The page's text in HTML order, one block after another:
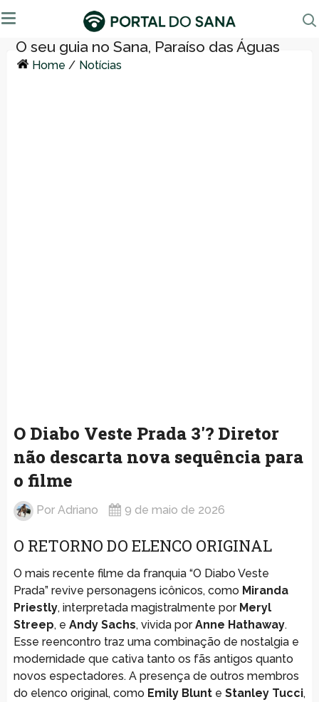
Home / Notícias
O Diabo Veste Prada 3′? Diretor
não descarta nova sequência para
o filme
Por Adriano 9 de maio de 2026
O RETORNO DO ELENCO ORIGINAL
O mais recente filme da franquia “O Diabo Veste
Prada” revive personagens icônicos, como Miranda
Priestly, interpretada magistralmente por Meryl
Streep, e Andy Sachs, vivida porAnne Hathaway.
Esse reencontro traz uma combinação de nostalgia e
modernidade que cativa tanto os fãs antigos quanto
novos espectadores. A presença de outros membros
do elenco original, como Emily Blunte Stanley Tucci,